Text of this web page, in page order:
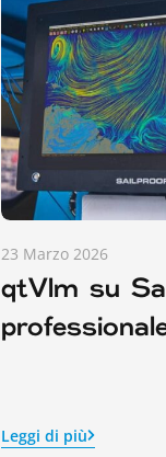
23 Marzo 2026
qtVlm su
Leggi di più